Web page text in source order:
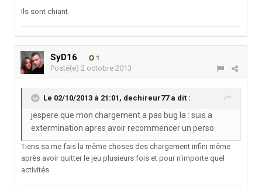
Ils sont chiant.
SyD16 1
Posté(e) 2 octobre 2013
Le 02/10/2013 à 21:01, dechireur77 a dit :
jespere que mon chargement a pas bug la : suis a
extermination apres avoir recommencer un perso
Tiens sa me fais la même choses des chargement infini même
après avoir quitter le jeu plusieurs fois et pour n'importe quel
activités